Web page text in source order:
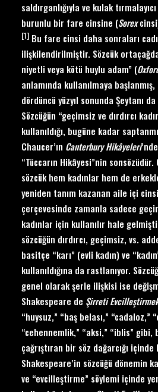
saldırganlığıyla ve kulak
burunlu bir fare cinsine (Sorex
[1] Bu fare cinsi daha sonraları
ilişkilendirilmiştir. Sözcük
niyetli veya kötü huylu adam” (
anlamında kullanılmaya
dördüncü yüzyıl sonunda Şeytanı
Sözcüğün “geçimsiz ve dırdırcı
kullanıldığı, bugüne kadar
Chaucer’ın Canterbury Hikâyeleri
“Tüccarın Hikâyesi”nin
sözcük hem kadınlar hem de
yeniden tanım kazanan aile içi
çerçevesinde zamanla sadece
kadınlar için kullanılır hale
sözcüğün dırdırcı, geçimsiz, vs.
basitçe “karı” (evli kadın) ve
kullanıldığına da rastlanıyor.
genel olarak şerle ilişkisi ise
Shakespeare de Şirreti Evcille
“huysuz,” “baş belası,” “cadaloz,”
“cehennemlik,” “aksi,” “iblis” gibi,
çağrıştıran bir söz dağarcığı içinde
Shakespeare’in sözcüğü dönemin
ve “evcilleştirme” söylemi içinde